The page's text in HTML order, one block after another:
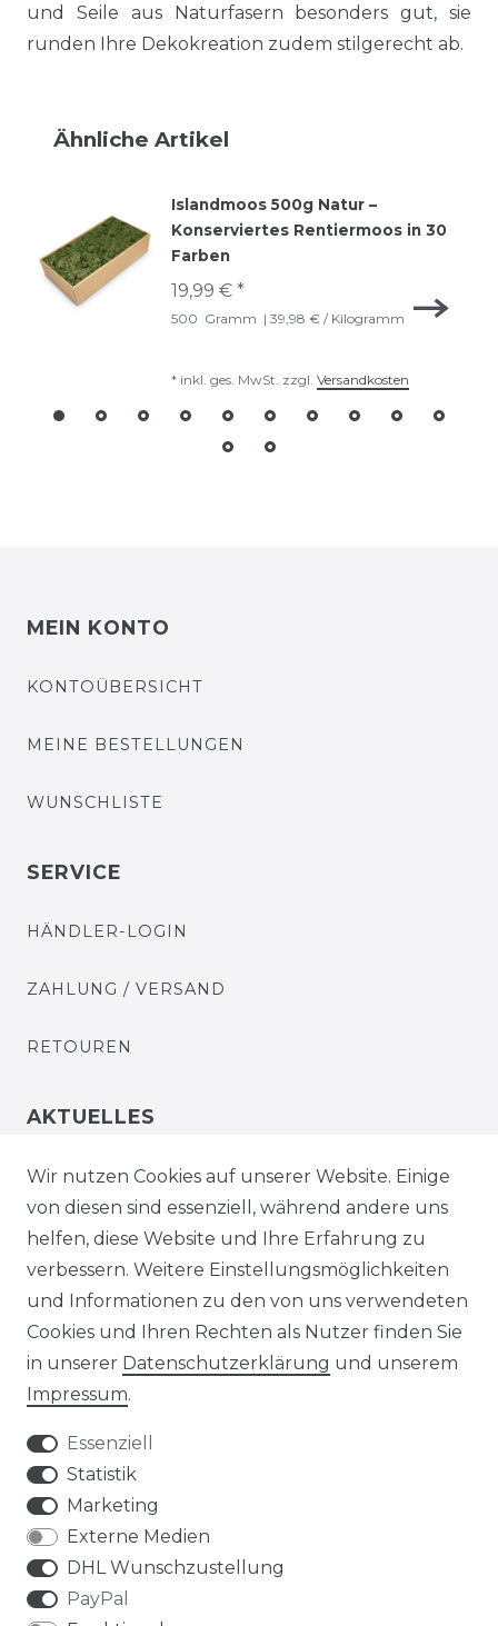
und Seile aus Naturfasern besonders gut, sie
runden Ihre Dekokreation zudem stilgerecht ab.
Ähnliche Artikel
Islandmoos 500g Natur –
Konserviertes Rentiermoos in 30
Farben
19,99 € *
500 Gramm | 39,98 € / Kilogramm
* inkl. ges. MwSt. zzgl. Versandkosten
MEIN KONTO
KONTOÜBERSICHT
MEINE BESTELLUNGEN
WUNSCHLISTE
SERVICE
HÄNDLER-LOGIN
ZAHLUNG / VERSAND
RETOUREN
AKTUELLES
STELLENANGEBOTE
NEWSLETTER
Impressum
AGB
Wir nutzen Cookies auf unserer Website. Einige
von diesen sind essenziell, während andere uns
helfen, diese Website und Ihre Erfahrung zu
verbessern. Weitere Einstellungsmöglichkeiten
und Informationen zu den von uns verwendeten
Cookies und Ihren Rechten als Nutzer finden Sie
in unserer Daten­schutz­erklärung und unserem
Impressum.
Essenziell
Statistik
Marketing
Externe Medien
DHL Wunschzustellung
PayPal